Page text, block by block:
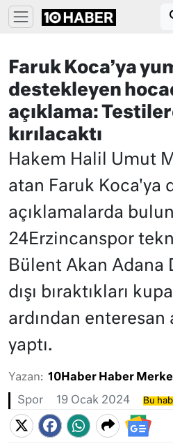
Faruk Koca’ya
destekleyen
açıklama:
kırılacaktı
Hakem Halil Umut
atan Faruk Koca'ya
açıklamalarda
24Erzincanspor
Bülent Akan Adana
dışı bıraktıkları
ardından enteresan
yaptı.
Yazan: 10Haber Haber
Spor 19 Ocak 2024 Bu